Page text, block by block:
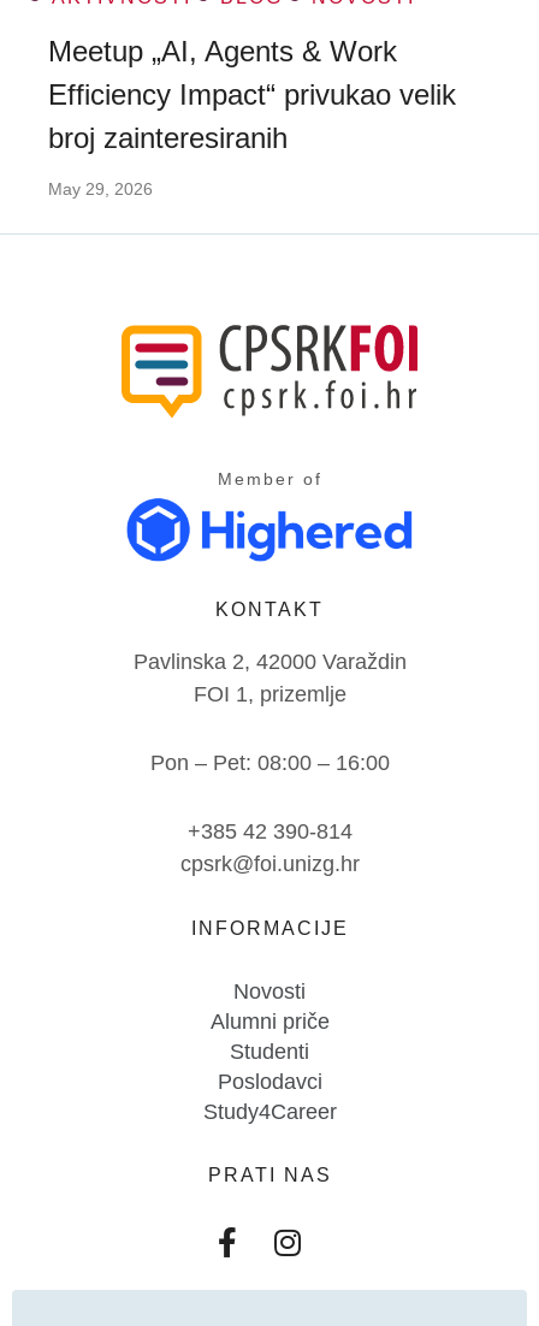
Meetup „AI, Agents & Work
Efficiency Impact“ privukao velik
broj zainteresiranih
May 29, 2026
Member of
KONTAKT
Pavlinska 2, 42000 Varaždin
FOI 1, prizemlje
Pon – Pet: 08:00 – 16:00
+385 42 390-814
cpsrk@foi.unizg.hr
INFORMACIJE
Novosti
Alumni priče
Studenti
Poslodavci
Study4Career
PRATI NAS